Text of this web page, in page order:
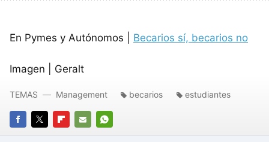
En Pymes y Autónomos | Becarios sí, becarios no
Imagen | Geralt
FACEBOOK
TWITTERFLIPBOARD
E-
WHATSAPP
TEMAS Management becarios estudiantes